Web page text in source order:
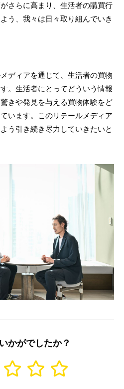
さらに高まり、生活者の購買行
う、我々は日々取り組んでいき
ディアを通じて、生活者の買物
。生活者にとってどういう情報
きや発見を与える買物体験をど
います。このリテールメディア
う引き続き尽力していきたいと
かがでしたか？